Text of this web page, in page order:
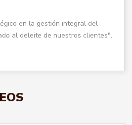
en la gestión integral del
al deleite de nuestros clientes".